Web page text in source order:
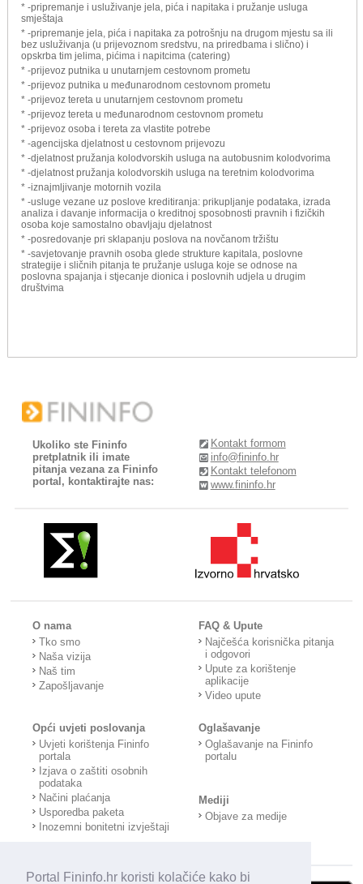
Portal Fininfo.hr koristi kolačiće kako bi
* -pripremanje i usluživanje jela, pića i napitaka i pružanje usluga
smještaja
* -pripremanje jela, pića i napitaka za potrošnju na drugom mjestu sa ili
bez usluživanja (u prijevoznom sredstvu, na priredbama i slično) i
opskrba tim jelima, pićima i napitcima (catering)
* -prijevoz putnika u unutarnjem cestovnom prometu
* -prijevoz putnika u međunarodnom cestovnom prometu
* -prijevoz tereta u unutarnjem cestovnom prometu
* -prijevoz tereta u međunarodnom cestovnom prometu
* -prijevoz osoba i tereta za vlastite potrebe
* -agencijska djelatnost u cestovnom prijevozu
* -djelatnost pružanja kolodvorskih usluga na autobusnim kolodvorima
* -djelatnost pružanja kolodvorskih usluga na teretnim kolodvorima
* -iznajmljivanje motornih vozila
* -usluge vezane uz poslove kreditiranja: prikupljanje podataka, izrada
analiza i davanje informacija o kreditnoj sposobnosti pravnih i fizičkih
osoba koje samostalno obavljaju djelatnost
* -posredovanje pri sklapanju poslova na novčanom tržištu
* -savjetovanje pravnih osoba glede strukture kapitala, poslovne
strategije i sličnih pitanja te pružanje usluga koje se odnose na
poslovna spajanja i stjecanje dionica i poslovnih udjela u drugim
društvima
Ukoliko ste Fininfo
pretplatnik ili imate
pitanja vezana za Fininfo
portal, kontaktirajte nas:
Kontakt formom
info@fininfo.hr
Kontakt telefonom
www.fininfo.hr
O nama
Tko smo
Naša vizija
Naš tim
Zapošljavanje
FAQ & Upute
Najčešća korisnička pitanja
i odgovori
Upute za korištenje
aplikacije
Video upute
Opći uvjeti poslovanja
Uvjeti korištenja Fininfo
portala
Izjava o zaštiti osobnih
podataka
Načini plaćanja
Usporedba paketa
Inozemni bonitetni izvještaji
Oglašavanje
Oglašavanje na Fininfo
portalu
Mediji
Objave za medije